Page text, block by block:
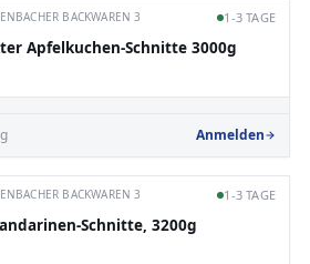
BACKWAREN 3 1-3 TAGE
Apfelkuchen-Schnitte 3000g
Anmelden
BACKWAREN 3 1-3 TAGE
Schnitte, 3200g